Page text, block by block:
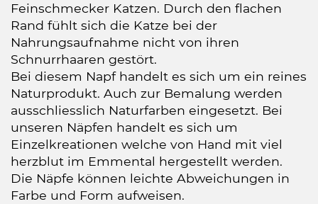
Feinschmecker Katzen. Durch den flachen
Rand fühlt sich die Katze bei der
Nahrungsaufnahme nicht von ihren
Schnurrhaaren gestört.
Bei diesem Napf handelt es sich um ein reines
Naturprodukt. Auch zur Bemalung werden
ausschliesslich Naturfarben eingesetzt. Bei
unseren Näpfen handelt es sich um
Einzelkreationen welche von Hand mit viel
herzblut im Emmental hergestellt werden.
Die Näpfe können leichte Abweichungen in
Farbe und Form aufweisen.